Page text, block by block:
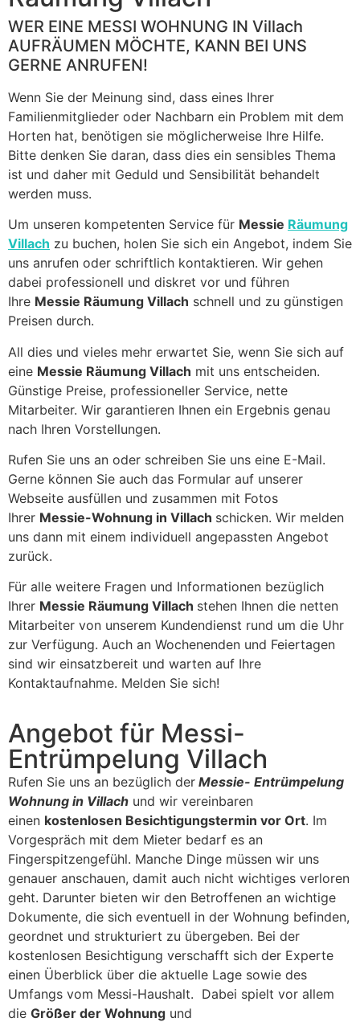
WER EINE MESSI WOHNUNG IN Villach
AUFRÄUMEN MÖCHTE, KANN BEI UNS
GERNE ANRUFEN!
Wenn Sie der Meinung sind, dass eines Ihrer
Familienmitglieder oder Nachbarn ein Problem mit dem
Horten hat, benötigen sie möglicherweise Ihre Hilfe.
Bitte denken Sie daran, dass dies ein sensibles Thema
ist und daher mit Geduld und Sensibilität behandelt
werden muss.
Um unseren kompetenten Service für Messie Räumung
Villach zu buchen, holen Sie sich ein Angebot, indem Sie
uns anrufen oder schriftlich kontaktieren. Wir gehen
dabei professionell und diskret vor und führen
Ihre Messie Räumung Villach schnell und zu günstigen
Preisen durch.
All dies und vieles mehr erwartet Sie, wenn Sie sich auf
eine Messie Räumung Villach mit uns entscheiden.
Günstige Preise, professioneller Service, nette
Mitarbeiter. Wir garantieren Ihnen ein Ergebnis genau
nach Ihren Vorstellungen.
Rufen Sie uns an oder schreiben Sie uns eine E-Mail.
Gerne können Sie auch das Formular auf unserer
Webseite ausfüllen und zusammen mit Fotos
Ihrer Messie-Wohnung in Villach schicken. Wir melden
uns dann mit einem individuell angepassten Angebot
zurück.
Für alle weitere Fragen und Informationen bezüglich
Ihrer Messie Räumung Villach stehen Ihnen die netten
Mitarbeiter von unserem Kundendienst rund um die Uhr
zur Verfügung. Auch an Wochenenden und Feiertagen
sind wir einsatzbereit und warten auf Ihre
Kontaktaufnahme. Melden Sie sich!
Angebot für Messi-
Entrümpelung Villach
Rufen Sie uns an bezüglich der Messie- Entrümpelung
Wohnung in Villach und wir vereinbaren
einen kostenlosen Besichtigungstermin vor Ort. Im
Vorgespräch mit dem Mieter bedarf es an
Fingerspitzengefühl. Manche Dinge müssen wir uns
genauer anschauen, damit auch nicht wichtiges verloren
geht. Darunter bieten wir den Betroffenen an wichtige
Dokumente, die sich eventuell in der Wohnung befinden,
geordnet und strukturiert zu übergeben. Bei der
kostenlosen Besichtigung verschafft sich der Experte
einen Überblick über die aktuelle Lage sowie des
Umfangs vom Messi-Haushalt. Dabei spielt vor allem
die Größer der Wohnung und